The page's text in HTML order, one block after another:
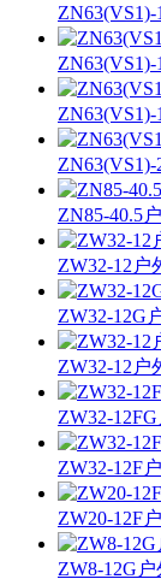
ZN85-40.5
ZW32-12户
ZW32-12G
ZW32-12户
ZW32-
ZW32-12F
ZW20-12F
ZW8-12G